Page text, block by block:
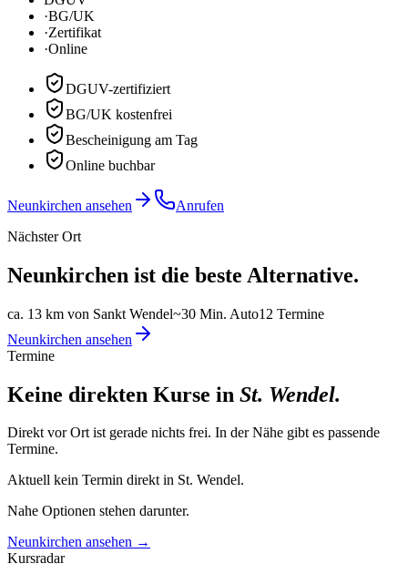
·BG/UK
·Zertifikat
·Online
DGUV-zertifiziert
BG/UK kostenfrei
Bescheinigung am Tag
Online buchbar
Neunkirchen ansehen
Anrufen
Nächster Ort
Neunkirchen ist die beste Alternative.
ca. 13 km von Sankt Wendel~30 Min. Auto12 Termine
Neunkirchen ansehen
Termine
Keine direkten Kurse in St. Wendel.
Direkt vor Ort ist gerade nichts frei. In der Nähe gibt es passende
Termine.
Aktuell kein Termin direkt in St. Wendel.
Nahe Optionen stehen darunter.
Neunkirchen ansehen →
Kursradar